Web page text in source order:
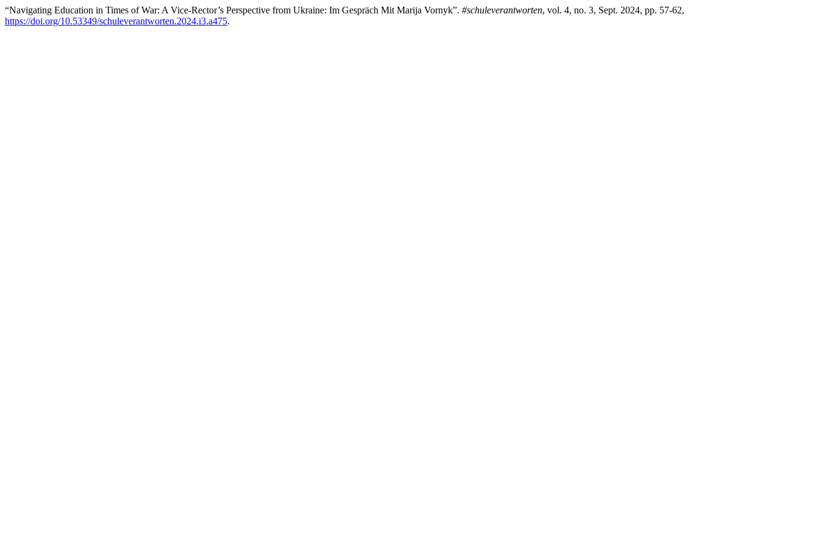
“Navigating Education in Times of War: A Vice-Rector’s Perspective from Ukraine: Im Gespräch Mit Marija Vornyk”. #schuleverantworten, vol. 4, no. 3, Sept. 2024, pp. 57-62,
https://doi.org/10.53349/schuleverantworten.2024.i3.a475.